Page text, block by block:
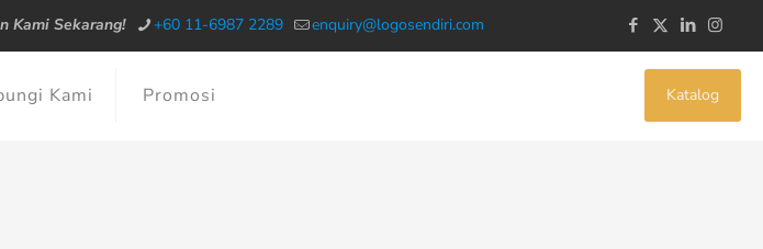
Kami Sekarang! +60 11-6987 2289 enquiry@logosendiri.com
Kami Promosi Katalog